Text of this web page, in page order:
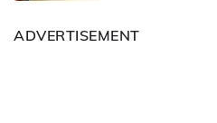
ADVERTISEMENT